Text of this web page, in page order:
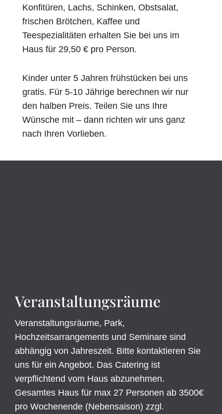
Konfitüren, Lachs, Schinken, Obstsalat,
frischen Brötchen, Kaffee und
Teespezialitäten erhalten Sie bei uns im
Haus für 29,50 € pro Person.
Kinder unter 5 Jahren frühstücken bei uns
gratis. Für 5-10 Jährige berechnen wir nur
den halben Preis. Teilen Sie uns Ihre
Wünsche mit – dann richten wir uns ganz
nach Ihren Vorlieben.
Veranstaltungsräume
Veranstaltungsräume, Park,
Hochzeitsarrangements und Seminare sind
abhängig von Jahreszeit. Bitte kontaktieren Sie
uns für ein Angebot. Das Catering ist
verpflichtend vom Haus abzunehmen.
Gesamtes Haus für max 27 Personen ab 3500€
pro Wochenende (Nebensaison) zzgl.